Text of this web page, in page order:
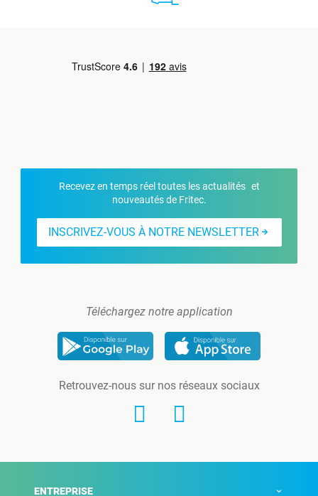
Recevez en temps réel toutes les actualités et
nouveautés de Fritec.
INSCRIVEZ-VOUS À NOTRE NEWSLETTER
Téléchargez notre application
Retrouvez-nous sur nos réseaux sociaux
ENTREPRISE